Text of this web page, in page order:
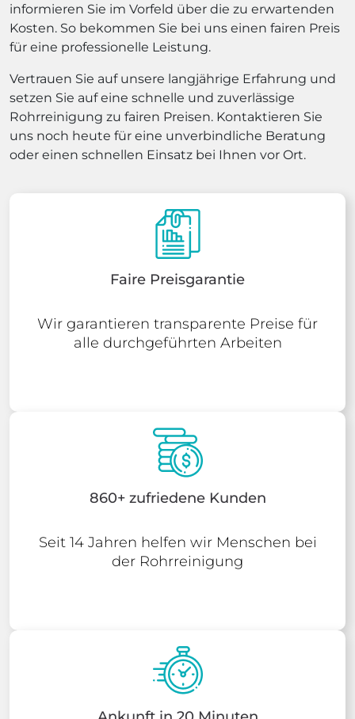
informieren Sie im Vorfeld über die zu erwartenden
Kosten. So bekommen Sie bei uns einen fairen Preis
für eine professionelle Leistung.
Vertrauen Sie auf unsere langjährige Erfahrung und
setzen Sie auf eine schnelle und zuverlässige
Rohrreinigung zu fairen Preisen. Kontaktieren Sie
uns noch heute für eine unverbindliche Beratung
oder einen schnellen Einsatz bei Ihnen vor Ort.
Faire Preisgarantie
Wir garantieren transparente Preise für
alle durchgeführten Arbeiten
860+ zufriedene Kunden
Seit 14 Jahren helfen wir Menschen bei
der Rohrreinigung